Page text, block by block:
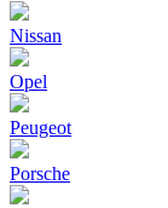
Nissan
Opel
Peugeot
Porsche